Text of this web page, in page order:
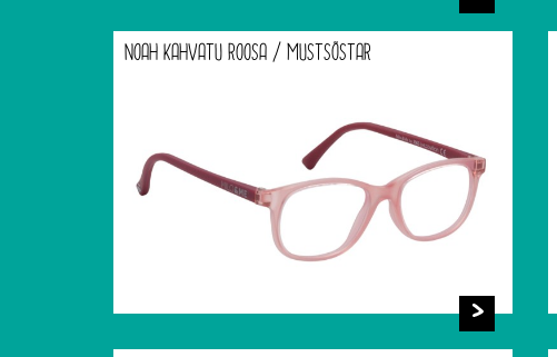
NOAH KAHVATU ROOSA / MUSTSÕSTAR